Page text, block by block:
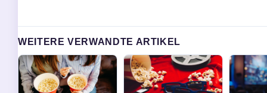
WEITERE VERWANDTE ARTIKEL